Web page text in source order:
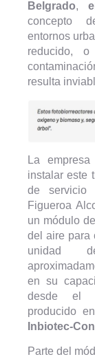
Belgrado,
concepto
entornos
reducido,
resulta
La
instalar este
de servicio
Figueroa
un módulo
del aire para
unidad
en su
desde el
producido
Inbiotec-
Parte del